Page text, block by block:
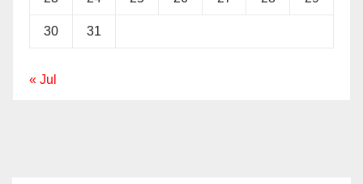
30 31
« Jul